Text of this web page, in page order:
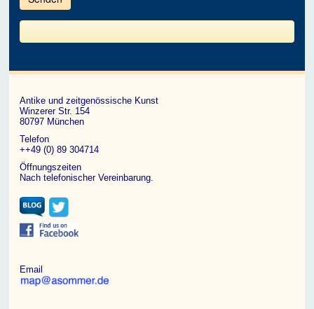
CAPTCHA
angezeigten
bestätigen,
ein
Mensch
bist.
Antike und zeitgenössische Kunst
Winzerer Str. 154
80797 München
Telefon
++49 (0) 89 304714
Öffnungszeiten
Nach telefonischer Vereinbarung.
Email